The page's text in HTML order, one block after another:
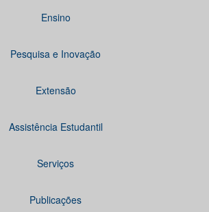
Ensino
Pesquisa e Inovação
Extensão
Assistência Estudantil
Serviços
Publicações